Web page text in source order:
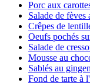
Porc aux
Salade de fèves
Crêpes de
Oeufs pochés
Salade de
Mousse au
Sablés au
Fond de tarte à